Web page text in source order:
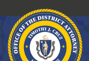
до
змісту